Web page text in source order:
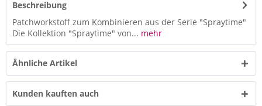
Beschreibung
Patchworkstoff zum Kombinieren aus der Serie "Spraytime"
Die Kollektion "Spraytime" von... mehr
Ähnliche Artikel
Kunden kauften auch